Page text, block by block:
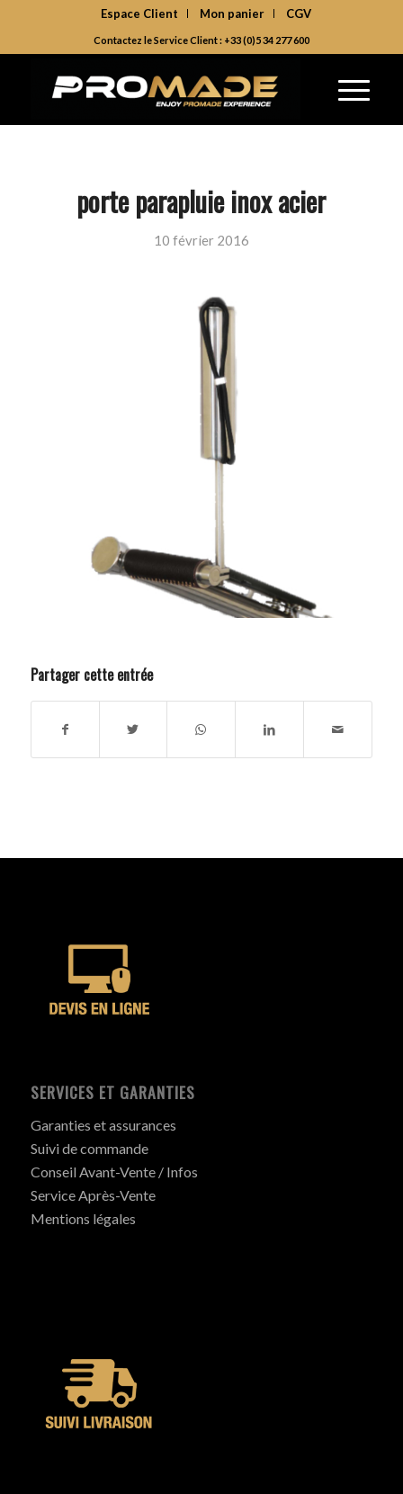
Espace Client Mon panier CGV
Contactez le Service Client : +33 (0)5 34 277 600
porte parapluie inox acier
10 février 2016
Partager cette entrée
SERVICES ET GARANTIES
Garanties et assurances
Suivi de commande
Conseil Avant-Vente / Infos
Service Après-Vente
Mentions légales